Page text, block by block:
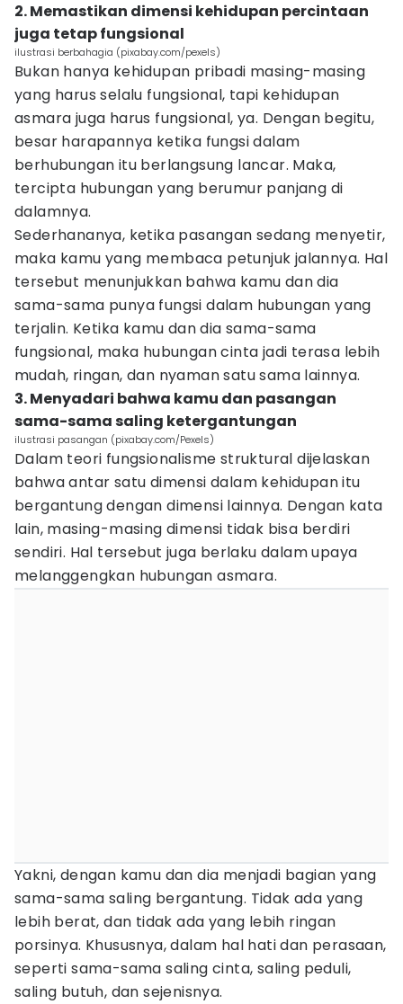
2. Memastikan dimensi kehidupan percintaan
juga tetap fungsional
ilustrasi berbahagia (pixabay.com/pexels)
Bukan hanya kehidupan pribadi masing-masing
yang harus selalu fungsional, tapi kehidupan
asmara juga harus fungsional, ya. Dengan begitu,
besar harapannya ketika fungsi dalam
berhubungan itu berlangsung lancar. Maka,
tercipta hubungan yang berumur panjang di
dalamnya.
Sederhananya, ketika pasangan sedang menyetir,
maka kamu yang membaca petunjuk jalannya. Hal
tersebut menunjukkan bahwa kamu dan dia
sama-sama punya fungsi dalam hubungan yang
terjalin. Ketika kamu dan dia sama-sama
fungsional, maka hubungan cinta jadi terasa lebih
mudah, ringan, dan nyaman satu sama lainnya.
3. Menyadari bahwa kamu dan pasangan
sama-sama saling ketergantungan
ilustrasi pasangan (pixabay.com/Pexels)
Dalam teori fungsionalisme struktural dijelaskan
bahwa antar satu dimensi dalam kehidupan itu
bergantung dengan dimensi lainnya. Dengan kata
lain, masing-masing dimensi tidak bisa berdiri
sendiri. Hal tersebut juga berlaku dalam upaya
melanggengkan hubungan asmara.
Yakni, dengan kamu dan dia menjadi bagian yang
sama-sama saling bergantung. Tidak ada yang
lebih berat, dan tidak ada yang lebih ringan
porsinya. Khususnya, dalam hal hati dan perasaan,
seperti sama-sama saling cinta, saling peduli,
saling butuh, dan sejenisnya.